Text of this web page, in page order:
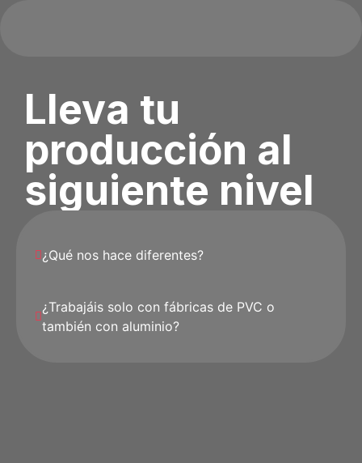
Lleva tu
producción al
siguiente nivel
¿Qué nos hace diferentes?
¿Trabajáis solo con fábricas de PVC o
también con aluminio?